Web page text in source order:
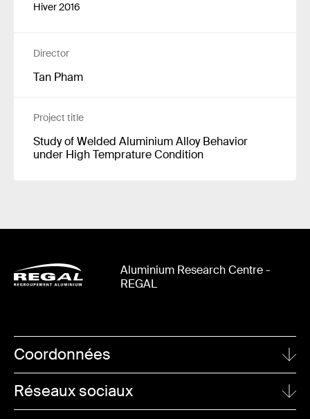
Hiver 2016
Director
Tan Pham
Project title
Study of Welded Aluminium Alloy Behavior
under High Temprature Condition
Aluminium Research Centre -
REGAL
Coordonnées
1065, avenue de la Médecine
Quebec City (Quebec)
Réseaux sociaux